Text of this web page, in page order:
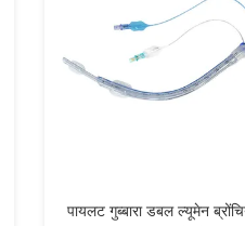
पायलट गुब्बारा डबल ल्यूमेन